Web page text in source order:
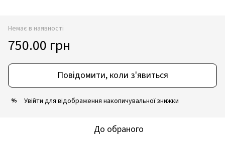
Немає в наявності
750.00 грн
Повідомити, коли з'явиться
% Увійти для відображення накопичувальної знижки
До обраного